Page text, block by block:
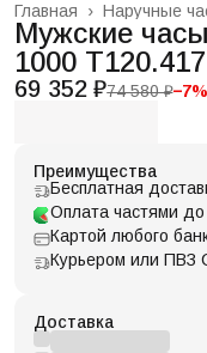
Наручные
Главная ›
Мужские
1000
69 352 ₽74 580 ₽−7%
Преимущества
Бесплатная
Оплата частями до
Картой любого
Курьером или ПВЗ
Доставка